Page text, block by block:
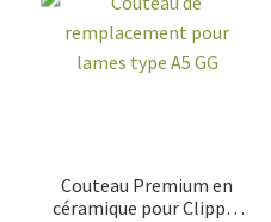
Couteau Premium en
céramique pour Clipper